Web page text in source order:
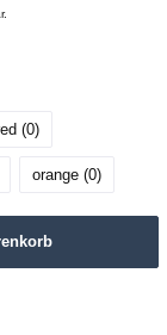
(0)
orange (0)